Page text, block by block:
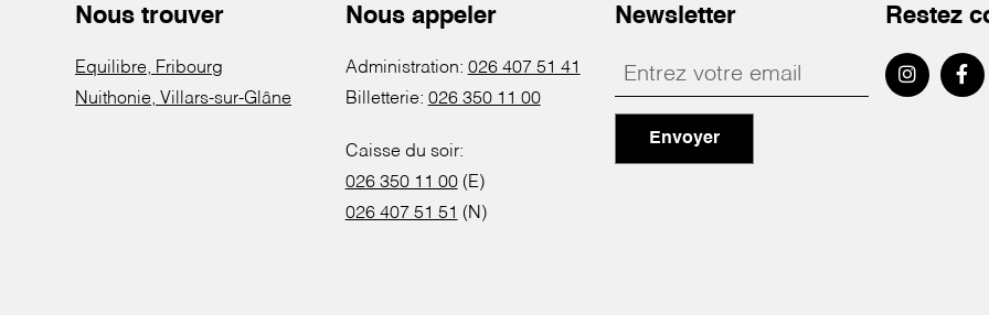
Nous trouver
Equilibre, Fribourg
Nuithonie, Villars-sur-Glâne
Nous appeler
Administration: 026 407 51 41
Billetterie: 026 350 11 00
Caisse du soir:
026 350 11 00(E)
026 407 51 51 (N)
Newsletter
Envoyer
Restez